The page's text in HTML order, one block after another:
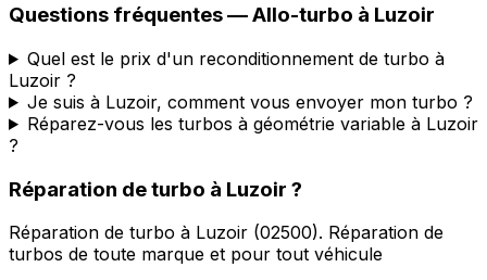
Questions fréquentes —Allo-turbo à Luzoir
Quel est le prix d'un reconditionnement de turbo à
Luzoir ?
Je suis à Luzoir, comment vous envoyer mon turbo ?
Réparez-vous les turbos à géométrie variable à Luzoir
?
Réparation de turbo à Luzoir ?
Réparation de turbo à Luzoir (02500). Réparation de
turbos de toute marque et pour tout véhicule